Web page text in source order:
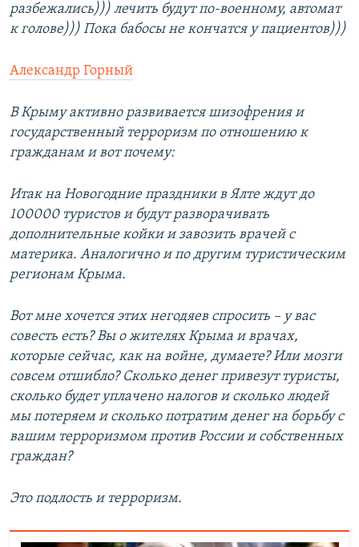
разбежались))) лечить будут по-военному, автомат
к голове))) Пока бабосы не кончатся у пациентов)))
Александр Горный
В Крыму активно развивается шизофрения и
государственный терроризм по отношению к
гражданам и вот почему:
Итак на Новогодние праздники в Ялте ждут до
100000 туристов и будут разворачивать
дополнительные койки и завозить врачей с
материка. Аналогично и по другим туристическим
регионам Крыма.
Вот мне хочется этих негодяев спросить – у вас
совесть есть? Вы о жителях Крыма и врачах,
которые сейчас, как на войне, думаете? Или мозги
совсем отшибло? Сколько денег привезут туристы,
сколько будет уплачено налогов и сколько людей
мы потеряем и сколько потратим денег на борьбу с
вашим терроризмом против России и собственных
граждан?
Это подлость и терроризм.